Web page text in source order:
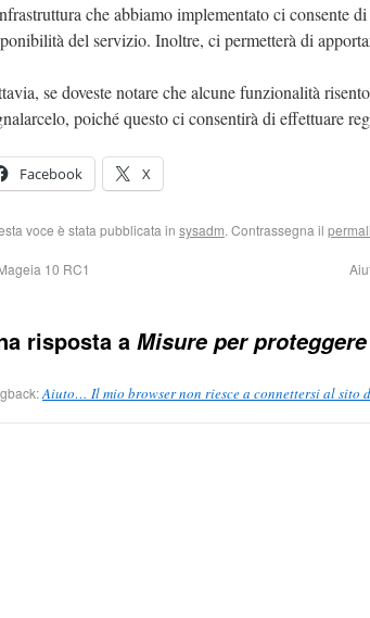
che abbiamo implementato ci consente
del servizio. Inoltre, ci permetterà di
se doveste notare che alcune funzionalità
poiché questo ci consentirà di effettuare
Facebook X
voce è stata pubblicata in sysadm. Contrassegna il
10 RC1
risposta a Misure per
Aiuto… Il mio browser non riesce a connettersi al sito